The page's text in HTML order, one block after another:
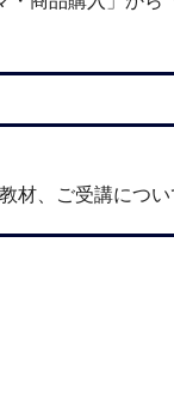
材、ご受講につ